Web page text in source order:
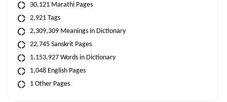
30,121 Marathi Pages
2,921 Tags
2,309,309 Meanings in Dictionary
22,745 Sanskrit Pages
1,153,927 Words in Dictionary
1,048 English Pages
1 Other Pages